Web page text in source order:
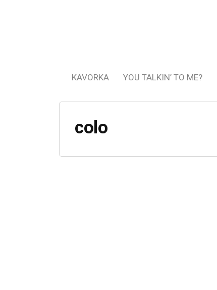
KAVORKA YOU TALKIN’ TO ME?
colo